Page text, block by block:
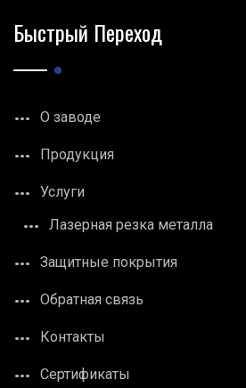
Быстрый Переход
О заводе
Продукция
Услуги
Лазерная резка металла
Защитные покрытия
Обратная связь
Контакты
Сертификаты